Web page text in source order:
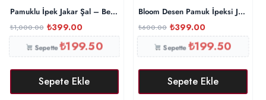
Pamuklu İpek Jakar Şal – Benetton
₺1,000.00 ₺399.00
Sepette₺199.50
Sepete Ekle
Bloom Desen Pamuk İpeksi Jakar
₺600.00 ₺399.00
Sepette₺199.50
Sepete Ekle